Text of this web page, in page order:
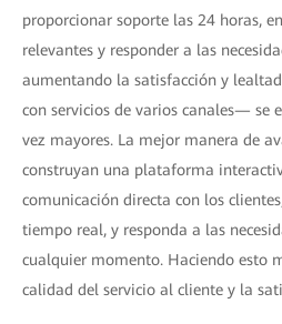
proporcionar soporte las 24 horas,
relevantes y responder a las
aumentando la satisfacción y
con servicios de varios canales— se
vez mayores. La mejor manera de
construyan una plataforma
comunicación directa con los
tiempo real, y responda a las
cualquier momento. Haciendo esto
calidad del servicio al cliente y la